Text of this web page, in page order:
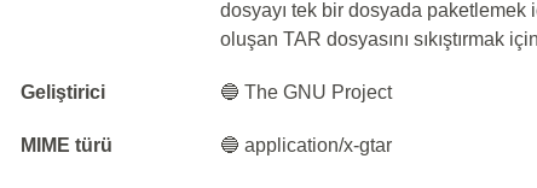
dosyayı tek bir dosyada paketlemek
oluşan TAR dosyasını sıkıştırmak
Geliştirici 🔵 The GNU Project
MIME türü 🔵 application/x-gtar